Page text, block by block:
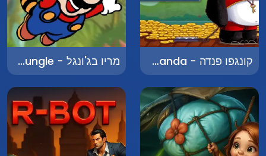
קונגפו פנדה - Kung Fu Panda מריו בג'ונגל - Mario in the Jungle